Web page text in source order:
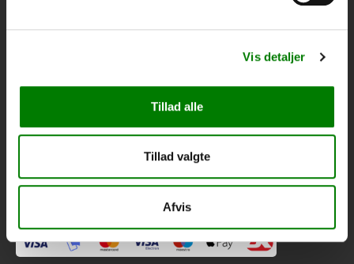
Vis detaljer
Tillad alle
Tillad valgte
Afvis
faktura@thytrailer.dk
Handelsbetingelser
Persondatapolitik
Her kan du betale med: